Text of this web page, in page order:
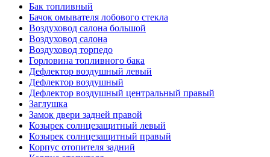
Бак топливный
Бачок омывателя лобового стекла
Воздуховод салона большой
Воздуховод салона
Воздуховод торпедо
Горловина топливного бака
Дефлектор воздушный левый
Дефлектор воздушный
Дефлектор воздушный центральный правый
Заглушка
Замок двери задней правой
Козырек солнцезащитный левый
Козырек солнцезащитный правый
Корпус отопителя задний